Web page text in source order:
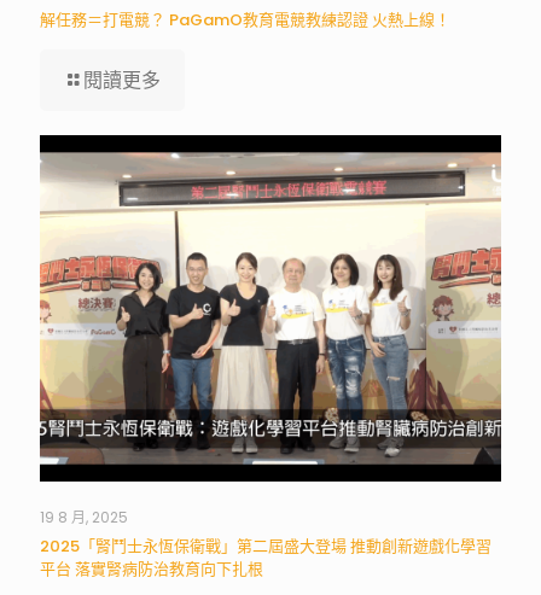
解任務＝打電競？ PaGamO教育電競教練認證 火熱上線！
閱讀更多
19 8 月, 2025
2025「腎鬥士永恆保衛戰」第二屆盛大登場 推動創新遊戲化學習
平台 落實腎病防治教育向下扎根